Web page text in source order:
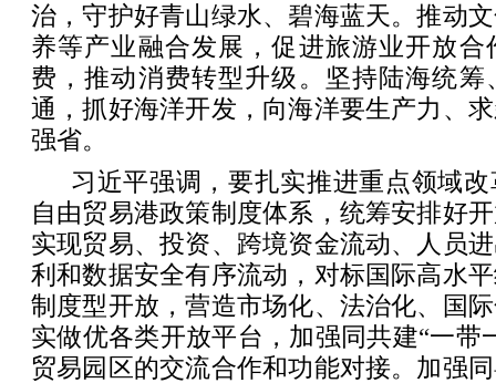
治，守护好青山绿水、碧海蓝天。推动
养等产业融合发展，促进旅游业开放合
费，推动消费转型升级。坚持陆海统筹
通，抓好海洋开发，向海洋要生产力、
强省。
习近平强调，要扎实推进重点领域
自由贸易港政策制度体系，统筹安排好
实现贸易、投资、跨境资金流动、人员
利和数据安全有序流动，对标国际高水
制度型开放，营造市场化、法治化、国
实做优各类开放平台，加强同共建“一带
贸易园区的交流合作和功能对接。加强